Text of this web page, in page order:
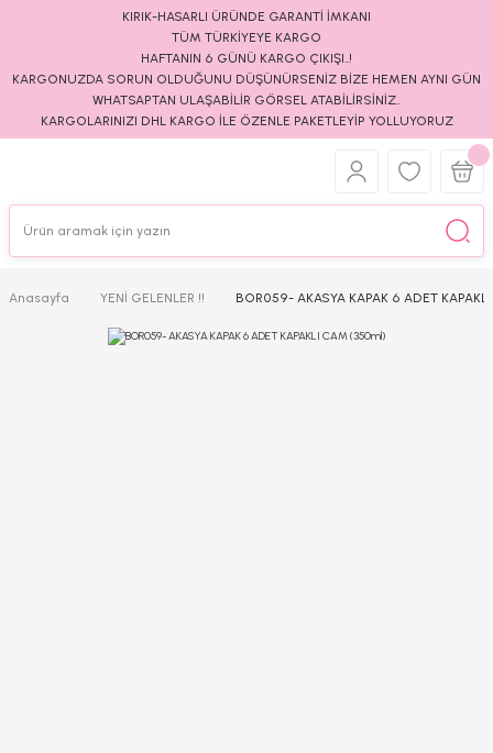
KIRIK-HASARLI ÜRÜNDE GARANTİ İMKANI
TÜM TÜRKİYEYE KARGO
HAFTANIN 6 GÜNÜ KARGO ÇIKIŞI..!
KARGONUZDA SORUN OLDUĞUNU DÜŞÜNÜRSENİZ BİZE HEMEN AYNI GÜN
WHATSAPTAN ULAŞABİLİR GÖRSEL ATABİLİRSİNİZ..
KARGOLARINIZI DHL KARGO İLE ÖZENLE PAKETLEYİP YOLLUYORUZ
Anasayfa YENİ GELENLER !! BOR059- AKASYA KAPAK 6 ADET